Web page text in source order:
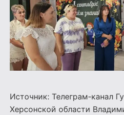
Источник: Телеграм-канал
Херсонской области